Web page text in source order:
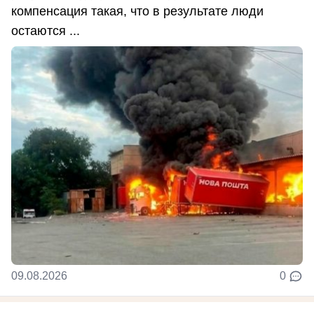
компенсация такая, что в результате люди
остаются ...
09.08.2026 0